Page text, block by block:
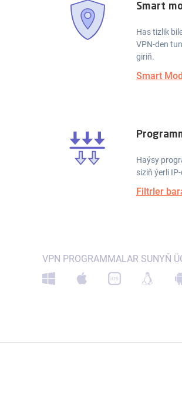
Smart
Has tizlik
VPN-den
giriň.
Smart
Haýsy
siziň ýerli
Filtrler
VPN PROGRAMMALAR SUNYŇ